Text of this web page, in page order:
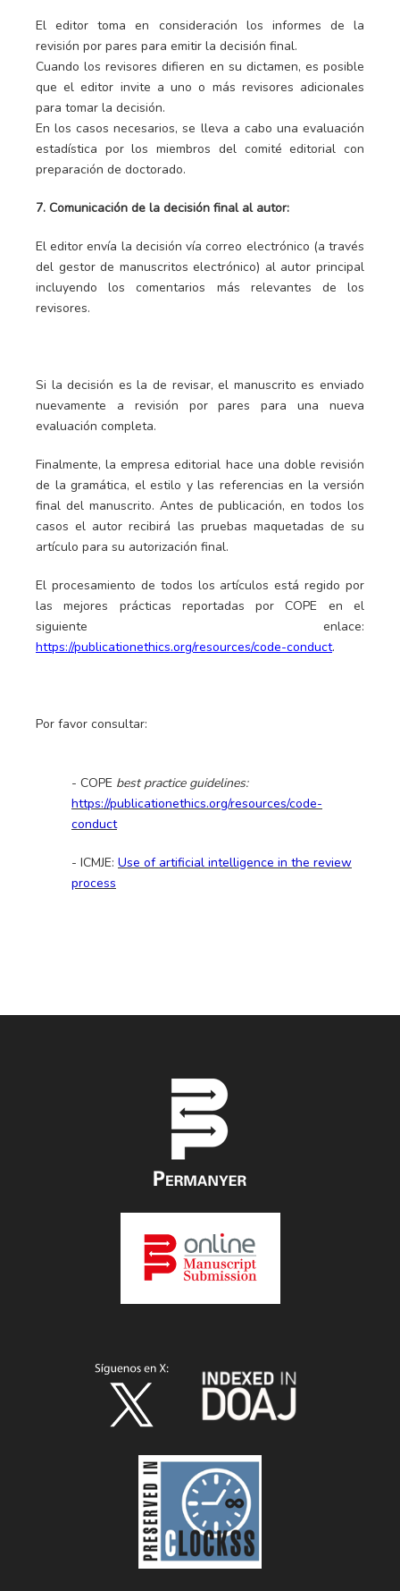
El editor toma en consideración los informes de la
revisión por pares para emitir la decisión final.
Cuando los revisores difieren en su dictamen, es posible
que el editor invite a uno o más revisores adicionales
para tomar la decisión.
En los casos necesarios, se lleva a cabo una evaluación
estadística por los miembros del comité editorial con
preparación de doctorado.
7. Comunicación de la decisión final al autor:
El editor envía la decisión vía correo electrónico (a través
del gestor de manuscritos electrónico) al autor principal
incluyendo los comentarios más relevantes de los
revisores.
Si la decisión es la de revisar, el manuscrito es enviado
nuevamente a revisión por pares para una nueva
evaluación completa.
Finalmente, la empresa editorial hace una doble revisión
de la gramática, el estilo y las referencias en la versión
final del manuscrito. Antes de publicación, en todos los
casos el autor recibirá las pruebas maquetadas de su
artículo para su autorización final.
El procesamiento de todos los artículos está regido por
las mejores prácticas reportadas por COPE en el
siguiente enlace:
https://publicationethics.org/resources/code-conduct.
Por favor consultar:
- COPE best practice guidelines:
https://publicationethics.org/resources/code-
conduct
- ICMJE: Use of artificial intelligence in the review
process